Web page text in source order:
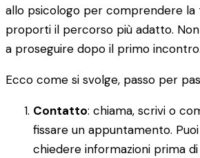
allo psicologo per comprendere la
proporti il percorso più adatto.
a proseguire dopo il primo incontro.
Ecco come si svolge, passo per
Contatto: chiama, scrivi o
fissare un appuntamento.
chiedere informazioni prima